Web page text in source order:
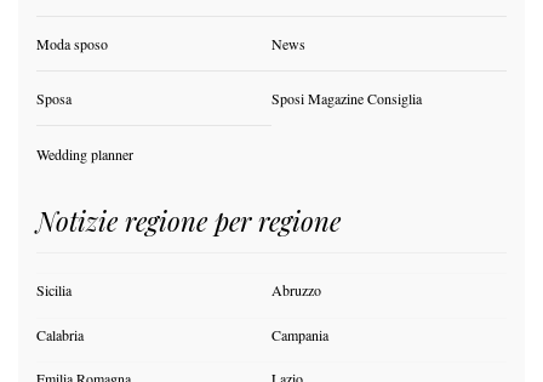
Moda sposo News
Sposa Sposi Magazine Consiglia
Wedding planner
Notizie regione per regione
Sicilia Abruzzo
Calabria Campania
Emilia Romagna Lazio